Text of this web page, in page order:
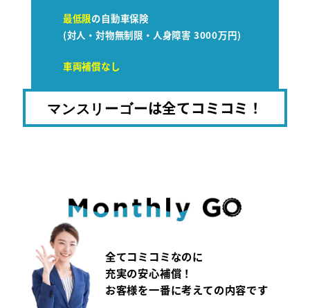
最低限の自動車保険
(対人・対物無制限・人身障害 3000万円)
車両補償なし
マンスリーゴーは全てコミコミ！
全てコミコミなのに
充実の安心補償！
お客様を一番に考えての内容です